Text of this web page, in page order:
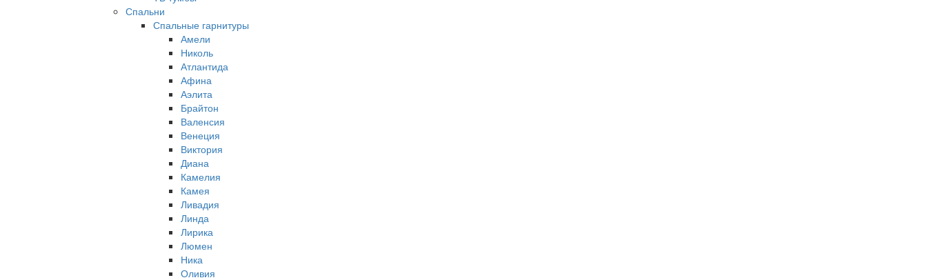
Спальни
Спальные гарнитуры
Амели
Николь
Атлантида
Афина
Аэлита
Брайтон
Валенсия
Венеция
Виктория
Диана
Камелия
Камея
Ливадия
Линда
Лирика
Люмен
Ника
Оливия